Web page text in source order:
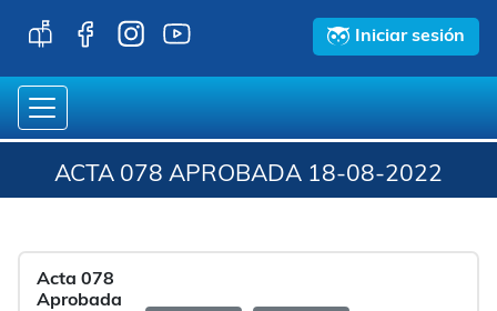
Iniciar sesión
ACTA 078 APROBADA 18-08-2022
Acta 078
Aprobada